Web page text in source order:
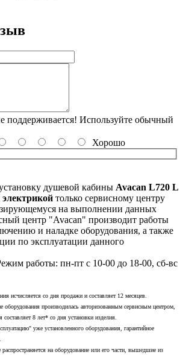
поддерживается! Используйте обычный
Хорошо
душевой кабины Avacan L720 L
только сервисному центру
на выполнении данных
центр "Avacan" производит работы
и наладке оборудования, а также
по эксплуатации данного
работы: пн-пт с 10-00 до 18-00, сб-вс
исчисляется со дня продажи и составляет 12 месяцев.
оборудования производилась авторизованным сервисным центром,
8 лет* со дня установки изделия.
уже установленного оборудования, гарантийное
на оборудование или его части, вышедшие из